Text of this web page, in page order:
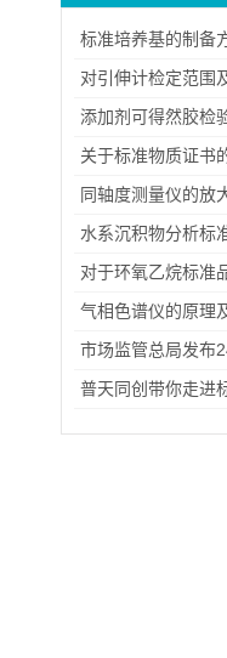
标准培养基的制备
对引伸计检定范围
添加剂可得然胶检
关于标准物质证书
同轴度测量仪的放
水系沉积物分析标
气相色谱仪的原理
市场监管总局发布
普天同创带你走进